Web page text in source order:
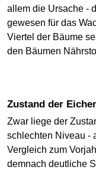
allem die Ursache -
gewesen für das
Viertel der Bäume
den Bäumen
Zustand der
Zwar liege der
schlechten Niveau -
Vergleich zum
demnach deutliche